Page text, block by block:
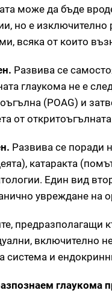
може да бъде
но е
всяка от които
Развива се
глаукома не е
(POAG) и
от
Развива се поради
катаракта
Един вид
увреждане на
предразполагащи
включително
система и
глаукома